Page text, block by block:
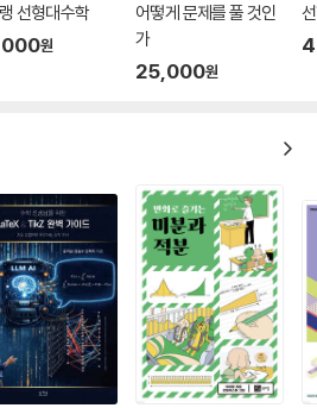
합
지점을 정확히 짚어 주기 위해 본문 곳곳
다룬 개념을 다시 정리하거나 자주 혼동
역할을 한다.
제부터 창의적 사고를 요구하는 심화 문
였다. 모든 문제의 정답은 부록에 수록되어
렬에 대한 기본 연산인 덧셈, 스칼라곱, 곱셈
선형대수학
원
어떻게 문제를 풀 것인
가
25,000원